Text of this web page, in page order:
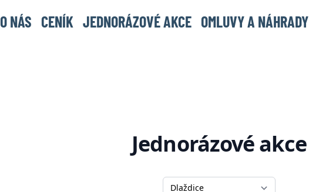
O NÁS CENÍK JEDNORÁZOVÉ AKCE OMLUVY A NÁHRADY
Jednorázové akce
Druh zobrazení